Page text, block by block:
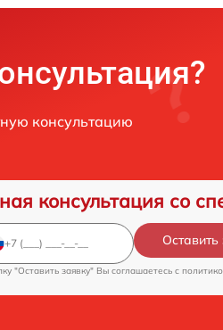
консультацию
консультация со
Оставить
"Оставить заявку" Вы соглашаетесь c